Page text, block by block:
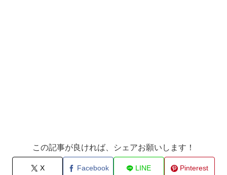
この記事が良ければ、シェアお願いします！
X Facebook LINE Pinterest